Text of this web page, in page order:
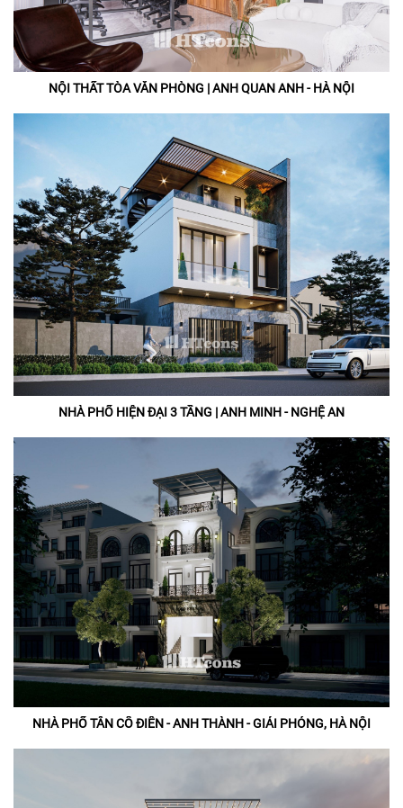
NỘI THẤT TÒA VĂN PHÒNG | ANH QUAN ANH - HÀ NỘI
NHÀ PHỐ HIỆN ĐẠI 3 TẦNG | ANH MINH - NGHỆ AN
NHÀ PHỐ TÂN CỔ ĐIỂN - ANH THÀNH - GIẢI PHÓNG, HÀ NỘI